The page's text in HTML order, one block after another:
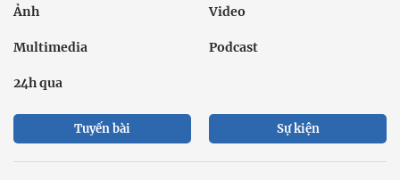
Ảnh Video
Multimedia Podcast
24h qua
Tuyến bài Sự kiện